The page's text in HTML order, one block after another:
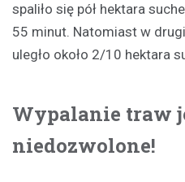
spaliło się pół hektara
55 minut. Natomiast w
uległo około 2/10 hektara
Wypalanie traw
niedozwolone!